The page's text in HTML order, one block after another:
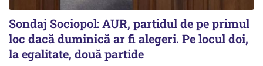
Sondaj Sociopol: AUR, partidul de pe primul
loc dacă duminică ar fi alegeri. Pe locul doi,
la egalitate, două partide